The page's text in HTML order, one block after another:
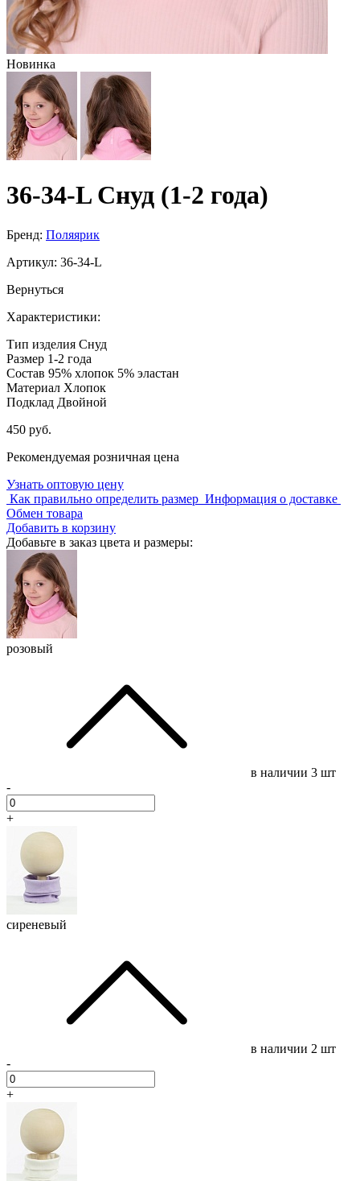
Новинка
36-34-L Снуд (1-2 года)
Бренд: Поляярик
Артикул: 36-34-L
Вернуться
Характеристики:
Тип изделия Снуд
Размер 1-2 года
Состав 95% хлопок 5% эластан
Материал Хлопок
Подклад Двойной
450 руб.
Рекомендуемая розничная цена
Узнать оптовую цену
Как правильно определить размер Информация о доставке
Обмен товара
Добавить в корзину
Добавьте в заказ цвета и размеры:
розовый
в наличии 3 шт
-
+
сиреневый
в наличии 2 шт
-
+